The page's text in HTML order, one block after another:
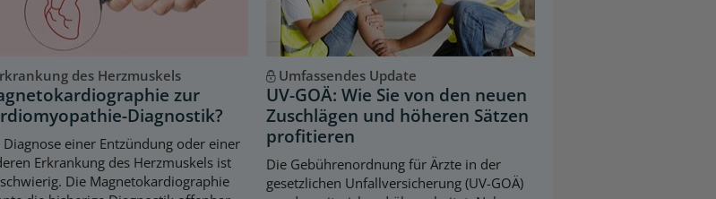
des Herzmuskels
zur
Diagnostik?
Diagnose einer Entzündung oder einer
Erkrankung des Herzmuskels ist
Die Magnetokardiographie
Umfassendes Update
UV-GOÄ: Wie Sie von den neuen
Zuschlägen und höheren Sätzen
profitieren
Die Gebührenordnung für Ärzte in der
gesetzlichen Unfallversicherung (UV-GOÄ)